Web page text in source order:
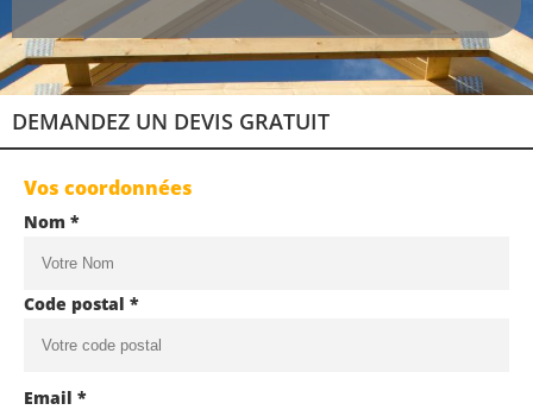
DEMANDEZ UN DEVIS GRATUIT
Vos coordonnées
Nom *
Code postal *
Email *